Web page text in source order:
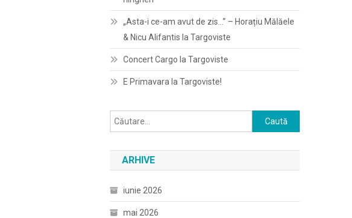
„Asta-i ce-am avut de zis…” – Horațiu Mălăele
& Nicu Alifantis la Targoviste
Concert Cargo la Targoviste
E Primavara la Targoviste!
Caută
după:
ARHIVE
iunie 2026
mai 2026